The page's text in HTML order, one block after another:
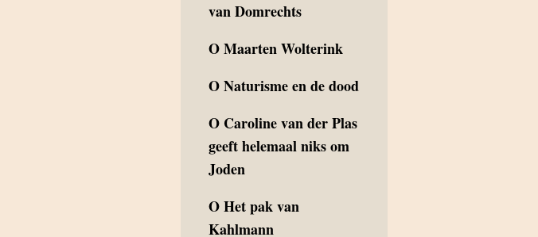
van Domrechts
OMaarten Wolterink
ONaturisme en de dood
O Caroline van der Plas
geeft helemaal niks om
Joden
OHet pak van
Kahlmann